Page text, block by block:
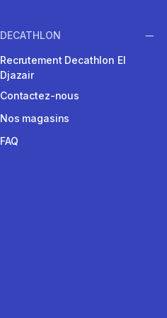
DECATHLON
Recrutement Decathlon El
Djazair
Contactez-nous
Nos magasins
FAQ